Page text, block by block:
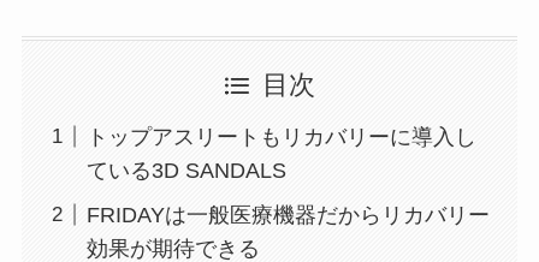
目次
トップアスリートもリカバリーに導入し
ている3D SANDALS
FRIDAYは一般医療機器だからリカバリー
効果が期待できる